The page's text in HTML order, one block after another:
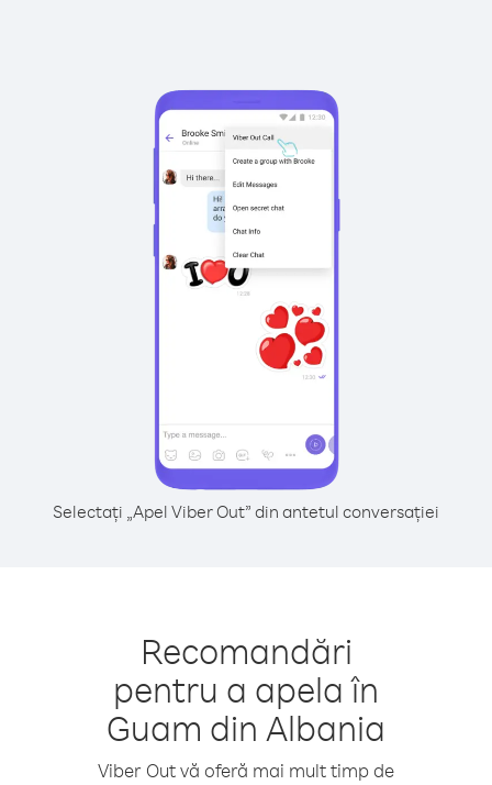
Selectați „Apel Viber Out” din antetul conversației
Recomandări
pentru a apela în
Guam din Albania
Viber Out vă oferă mai mult timp de